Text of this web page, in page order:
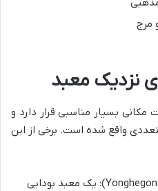
مرج
نزدیک معبد
بسیار مناسبی قرار دارد و
واقع شده است. برخی از این
معبد لاما (Yonghegong Lama Temple): یک معبد بودایی